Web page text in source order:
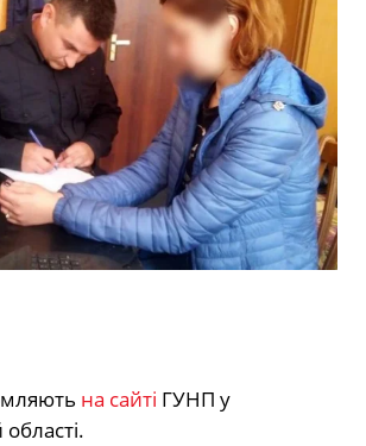
на сайті ГУНП у